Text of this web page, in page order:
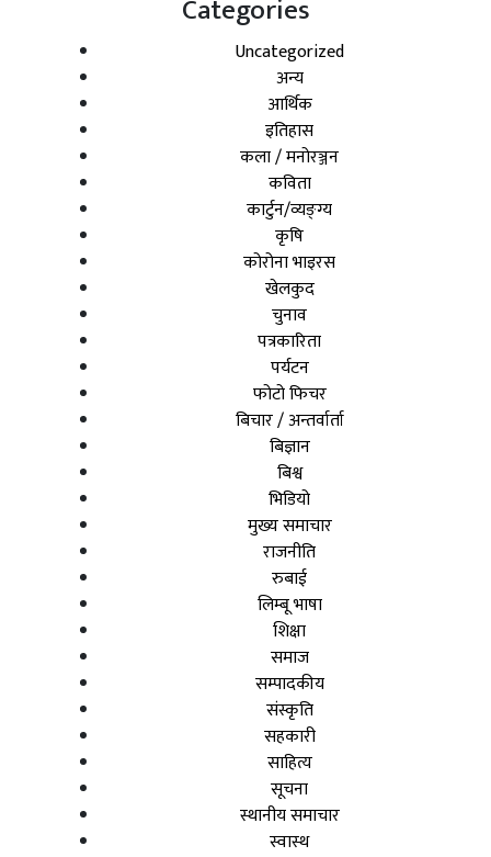
Categories
Uncategorized
अन्य
आर्थिक
इतिहास
कला / मनोरञ्जन
कविता
कार्टुन/व्यङ्ग्य
कृषि
कोरोना भाइरस
खेलकुद
चुनाव
पत्रकारिता
पर्यटन
फोटो फिचर
बिचार / अन्तर्वार्ता
बिज्ञान
बिश्व
भिडियो
मुख्य समाचार
राजनीति
रुबाई
लिम्बू भाषा
शिक्षा
समाज
सम्पादकीय
संस्कृति
सहकारी
साहित्य
सूचना
स्थानीय समाचार
स्वास्थ